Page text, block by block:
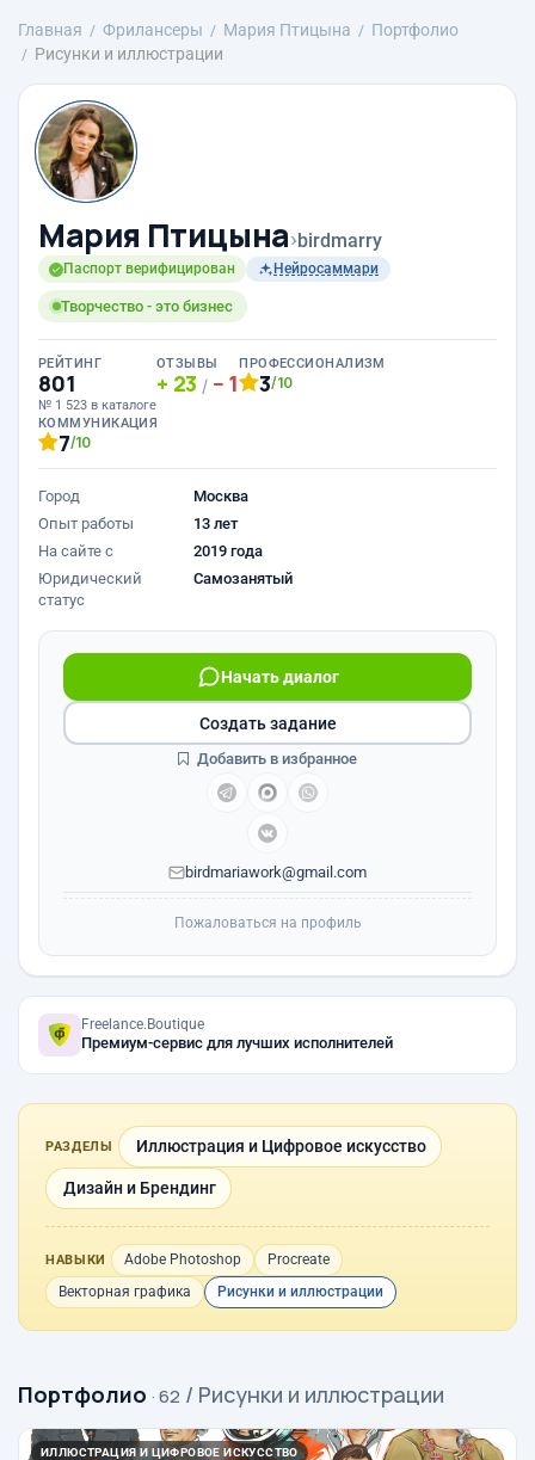
Главная Фрилансеры Мария Птицына
Портфолио
Рисунки и иллюстрации
Мария Птицына›birdmarry
Паспорт верифицирован Нейросаммари
Творчество - это бизнес
РЕЙТИНГ
801
№ 1 523 в каталоге
ОТЗЫВЫ
23 / 1
ПРОФЕССИОНАЛИЗМ
3/10
КОММУНИКАЦИЯ
7/10
Город
Москва
Опыт работы
13 лет
На сайте с
2019 года
Юридический
статус
Самозанятый
Начать диалог
birdmariawork@gmail.com
Создать задание
Добавить в избранное
Пожаловаться на профиль
Freelance.Boutique
Премиум-сервис для лучших исполнителей
РАЗДЕЛЫ Иллюстрация и Цифровое искусство
Дизайн и Брендинг
НАВЫКИ Adobe Photoshop
Procreate
Векторная графика
Рисунки и иллюстрации
Портфолио · 62 / Рисунки и иллюстрации
ИЛЛЮСТРАЦИЯ И ЦИФРОВОЕ ИСКУССТВО